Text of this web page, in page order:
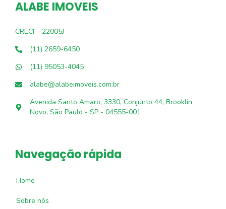
ALABE IMOVEIS
CRECI
22005J
(11) 2659-6450
(11) 95053-4045
alabe@alabeimoveis.com.br
Avenida Santo Amaro, 3330, Conjunto 44, Brooklin
Novo, São Paulo - SP - 04555-001
Navegação rápida
Home
Sobre nós